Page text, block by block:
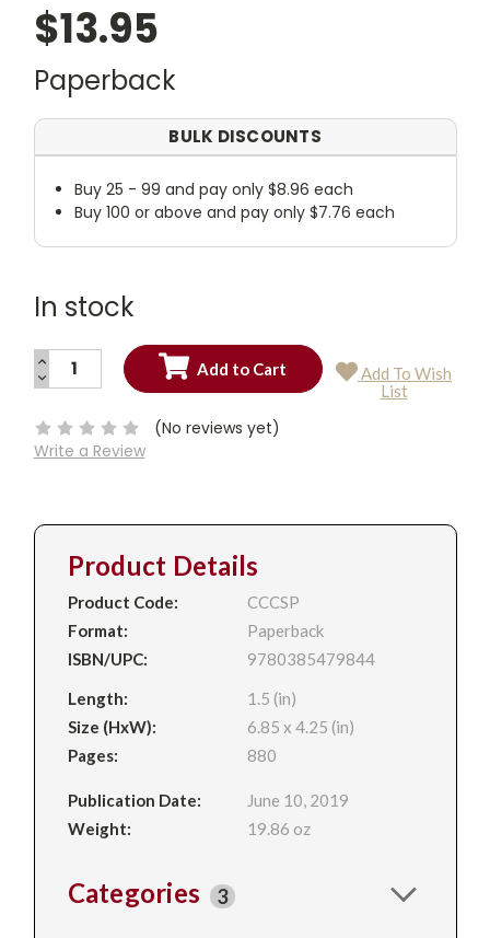
$13.95
Paperback
BULK DISCOUNTS
Buy 25 - 99 and pay only $8.96 each
Buy 100 or above and pay only $7.76 each
In stock
Current
INCREASE
QUANTITY:
DECREASE
QUANTITY:
Add To Wish
List
(No reviews yet)
Write a Review
Product Details
Product Code:
CCCSP
Format:
Paperback
ISBN/UPC:
9780385479844
Length:
1.5 (in)
Size (HxW):
6.85 x 4.25 (in)
Pages:
880
Publication Date:
June 10, 2019
Weight:
19.86 oz
Categories 3